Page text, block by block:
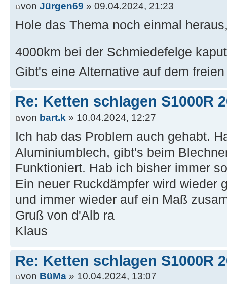
von Jürgen69 » 09.04.2024, 21:23
Hole das Thema noch einmal
4000km bei der Schmiedefelge
Gibt's eine Alternative auf dem
Re: Ketten schlagen S1000R
von bart.k » 10.04.2024, 12:27
Ich hab das Problem auch gehabt.
Aluminiumblech, gibt's beim
Funktioniert. Hab ich bisher immer
Ein neuer Ruckdämpfer wird wieder
und immer wieder auf ein Maß
Gruß von d'Alb ra
Klaus
Re: Ketten schlagen S1000R
von BüMa » 10.04.2024, 13:07